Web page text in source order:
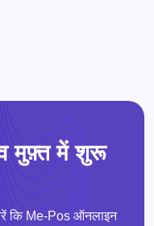
मुफ़्त में शुरू
कि Me-Pos ऑनलाइन